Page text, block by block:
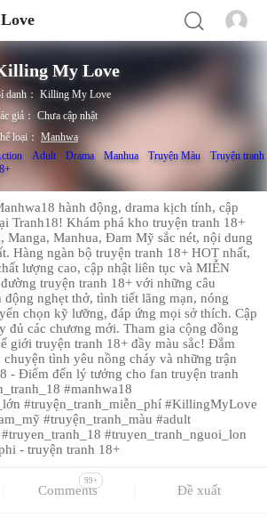
My Love
danh： Killing My Love
giả： Chưa cập nhật
loại： Manhwa
Adult Drama Manhua Truyện Màu
Truyện tranh
hành động, drama kịch tính, cập
Tranh18! Khám phá kho truyện tranh 18+
Manga, Manhua, Đam Mỹ sắc nét, nội dung
Hàng ngàn bộ truyện tranh 18+ HOT nhất,
lượng cao, cập nhật liên tục và MIỄN
truyện tranh 18+ với những câu
động nghẹt thở, tình tiết lãng mạn, nóng
chọn kỹ lưỡng, đáp ứng mọi sở thích. Cập
đủ các chương mới. Tham gia cộng đồng
giới truyện tranh 18+ đầy màu sắc! Đắm
tình yêu nồng cháy và những trận
- Điểm đến lý tưởng cho fan truyện tranh
#manhwa18
#truyện_tranh_miễn_phí #KillingMyLove
#truyện_tranh_màu #adult
#truyen_tranh_nguoi_lon
- truyện tranh 18+
Comments
99+
Đề xuất